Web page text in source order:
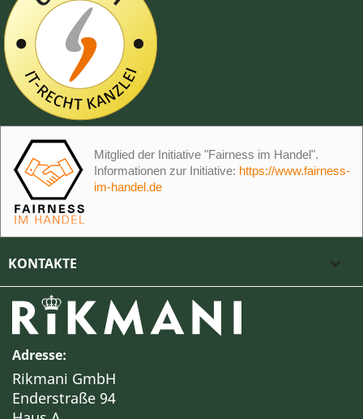
Mitglied der Initiative "Fairness im Handel".
Informationen zur Initiative: https://www.fairness-
im-handel.de
KONTAKTE 
Adresse:
Rikmani GmbH
Enderstraße 94